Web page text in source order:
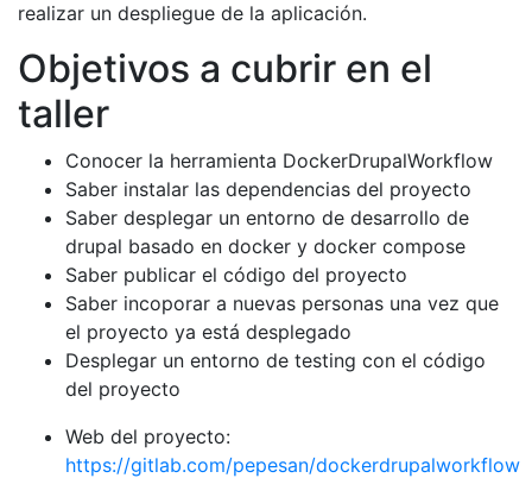
realizar un despliegue de la aplicación.
Objetivos a cubrir en el
taller
Conocer la herramienta DockerDrupalWorkflow
Saber instalar las dependencias del proyecto
Saber desplegar un entorno de desarrollo de
drupal basado en docker y docker compose
Saber publicar el código del proyecto
Saber incoporar a nuevas personas una vez que
el proyecto ya está desplegado
Desplegar un entorno de testing con el código
del proyecto
Web del proyecto:
https://gitlab.com/pepesan/dockerdrupalworkflow